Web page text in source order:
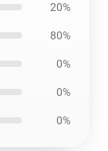
20%
80%
0%
0%
0%